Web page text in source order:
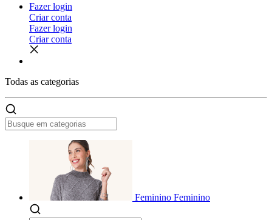
Fazer login
Criar conta
Fazer login
Criar conta
Todas as categorias
Feminino Feminino